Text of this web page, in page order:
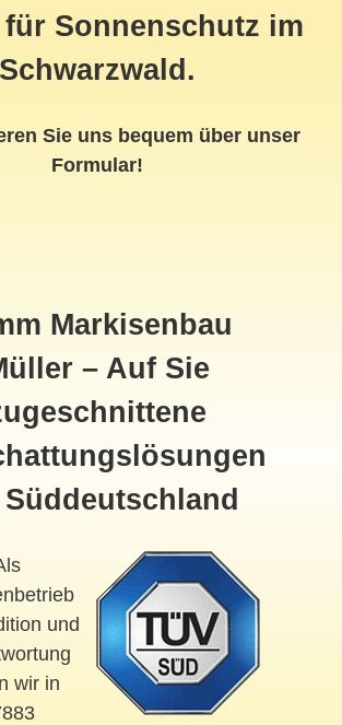
Sonnenschutz im
Schwarzwald.
Sie uns bequem über unser
Formular!
Markisenbau
– Auf Sie
und
wir in